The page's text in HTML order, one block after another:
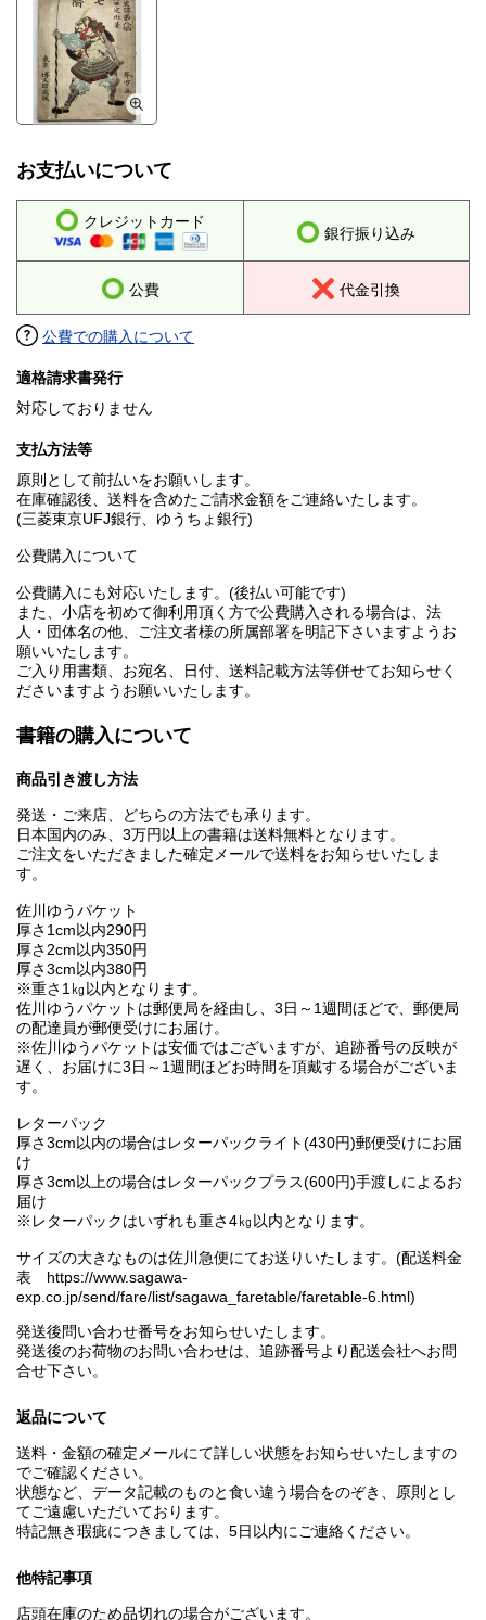
お支払いについて
クレジットカード
銀行振り込み
公費 代金引換
公費での購入について
適格請求書発行
対応しておりません
支払方法等
原則として前払いをお願いします。
在庫確認後、送料を含めたご請求金額をご連絡いたします。
(三菱東京UFJ銀行、ゆうちょ銀行)
公費購入について
公費購入にも対応いたします。(後払い可能です)
また、小店を初めて御利用頂く方で公費購入される場合は、法
人・団体名の他、ご注文者様の所属部署を明記下さいますようお
願いいたします。
ご入り用書類、お宛名、日付、送料記載方法等併せてお知らせく
ださいますようお願いいたします。
書籍の購入について
商品引き渡し方法
発送・ご来店、どちらの方法でも承ります。
日本国内のみ、3万円以上の書籍は送料無料となります。
ご注文をいただきました確定メールで送料をお知らせいたしま
す。
佐川ゆうパケット
厚さ1cm以内290円
厚さ2cm以内350円
厚さ3cm以内380円
※重さ1㎏以内となります。
佐川ゆうパケットは郵便局を経由し、3日～1週間ほどで、郵便局
の配達員が郵便受けにお届け。
※佐川ゆうパケットは安価ではございますが、追跡番号の反映が
遅く、お届けに3日～1週間ほどお時間を頂戴する場合がございま
す。
レターパック
厚さ3cm以内の場合はレターパックライト(430円)郵便受けにお届
け
厚さ3cm以上の場合はレターパックプラス(600円)手渡しによるお
届け
※レターパックはいずれも重さ4㎏以内となります。
サイズの大きなものは佐川急便にてお送りいたします。(配送料金
表 https://www.sagawa-
exp.co.jp/send/fare/list/sagawa_faretable/faretable-6.html)
発送後問い合わせ番号をお知らせいたします。
発送後のお荷物のお問い合わせは、追跡番号より配送会社へお問
合せ下さい。
返品について
送料・金額の確定メールにて詳しい状態をお知らせいたしますの
でご確認ください。
状態など、データ記載のものと食い違う場合をのぞき、原則とし
てご遠慮いただいております。
特記無き瑕疵につきましては、5日以内にご連絡ください。
他特記事項
店頭在庫のため品切れの場合がございます。